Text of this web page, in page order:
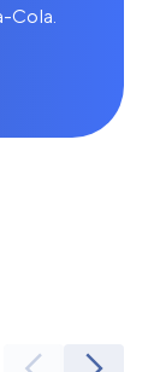
Cola.